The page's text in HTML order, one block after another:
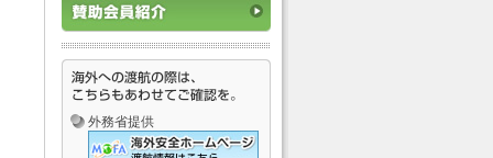
外務省提供